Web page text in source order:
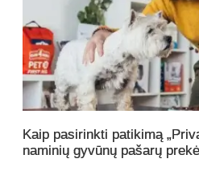
Kaip pasirinkti patikimą
naminių gyvūnų pašarų